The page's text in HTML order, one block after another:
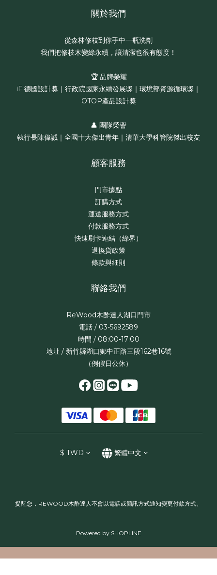
關於我們
從森林修枝到你手中一瓶洗劑
我們把修枝木變綠永續，讓清潔也很有態度！
🏆 品牌榮耀
iF 德國設計獎｜行政院國家永續發展獎｜環境部資源循環獎｜
OTOP產品設計獎
👤 團隊榮譽
執行長陳偉誠｜全國十大傑出青年｜清華大學科管院傑出校友
顧客服務
門市據點
訂購方式
運送服務方式
付款服務方式
快速刷卡連結（綠界）
退換貨政策
條款與細則
聯絡我們
ReWood木酢達人湖口門市
電話 / 03-5692589
時間 / 08:00-17:00
地址 / 新竹縣湖口鄉中正路三段162巷16號
（例假日公休）
$ TWD 繁體中文
提醒您，REWOOD木酢達人不會以電話或簡訊方式通知變更付款方式。
Powered by SHOPLINE